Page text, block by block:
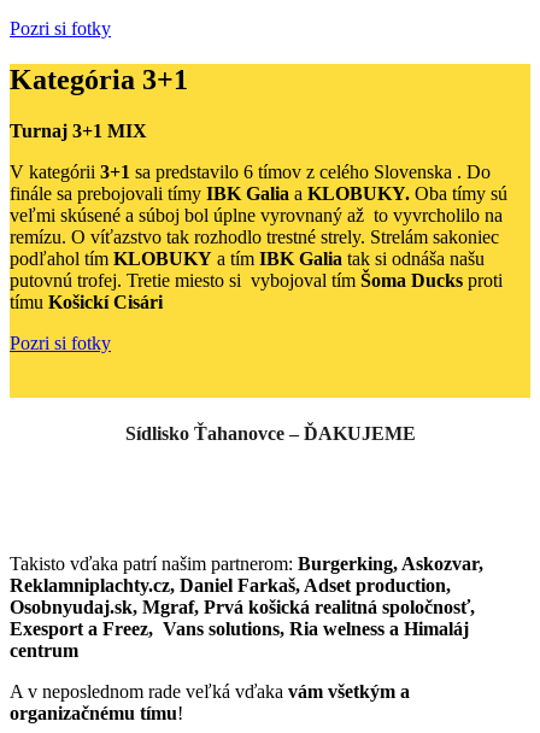
Pozri si fotky
Kategória 3+1
Turnaj 3+1 MIX
V kategórii 3+1 sa predstavilo 6 tímov z celého Slovenska . Do
finále sa prebojovali tímy IBK Galia a KLOBUKY. Oba tímy sú
veľmi skúsené a súboj bol úplne vyrovnaný až to vyvrcholilo na
remízu. O víťazstvo tak rozhodlo trestné strely. Strelám sakoniec
podľahol tím KLOBUKY a tím IBK Galia tak si odnáša našu
putovnú trofej. Tretie miesto si vybojoval tím Šoma Ducks proti
tímu Košickí Cisári
Pozri si fotky
Sídlisko Ťahanovce – ĎAKUJEME
Takisto vďaka patrí našim partnerom: Burgerking, Askozvar,
Reklamniplachty.cz, Daniel Farkaš, Adset production,
Osobnyudaj.sk, Mgraf, Prvá košická realitná spoločnosť,
Exesport a Freez, Vans solutions, Ria welness a Himaláj
centrum
A v neposlednom rade veľká vďaka vám všetkým a
organizačnému tímu!